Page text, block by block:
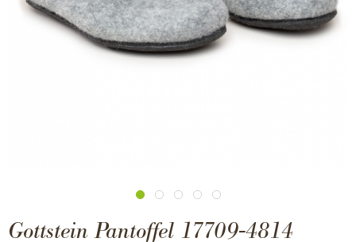
Gottstein Pantoffel 17709-4814